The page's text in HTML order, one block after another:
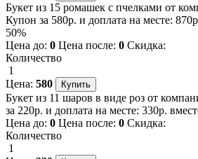
Букет из 15 ромашек с пчелками от
Купон за 580р. и доплата на месте:
50%
Цена до: 0 Цена после: 0 Скидка:
Количество
1
Цена: 580
Букет из 11 шаров в виде роз от
за 220р. и доплата на месте: 330р.
Цена до: 0 Цена после: 0 Скидка:
Количество
1